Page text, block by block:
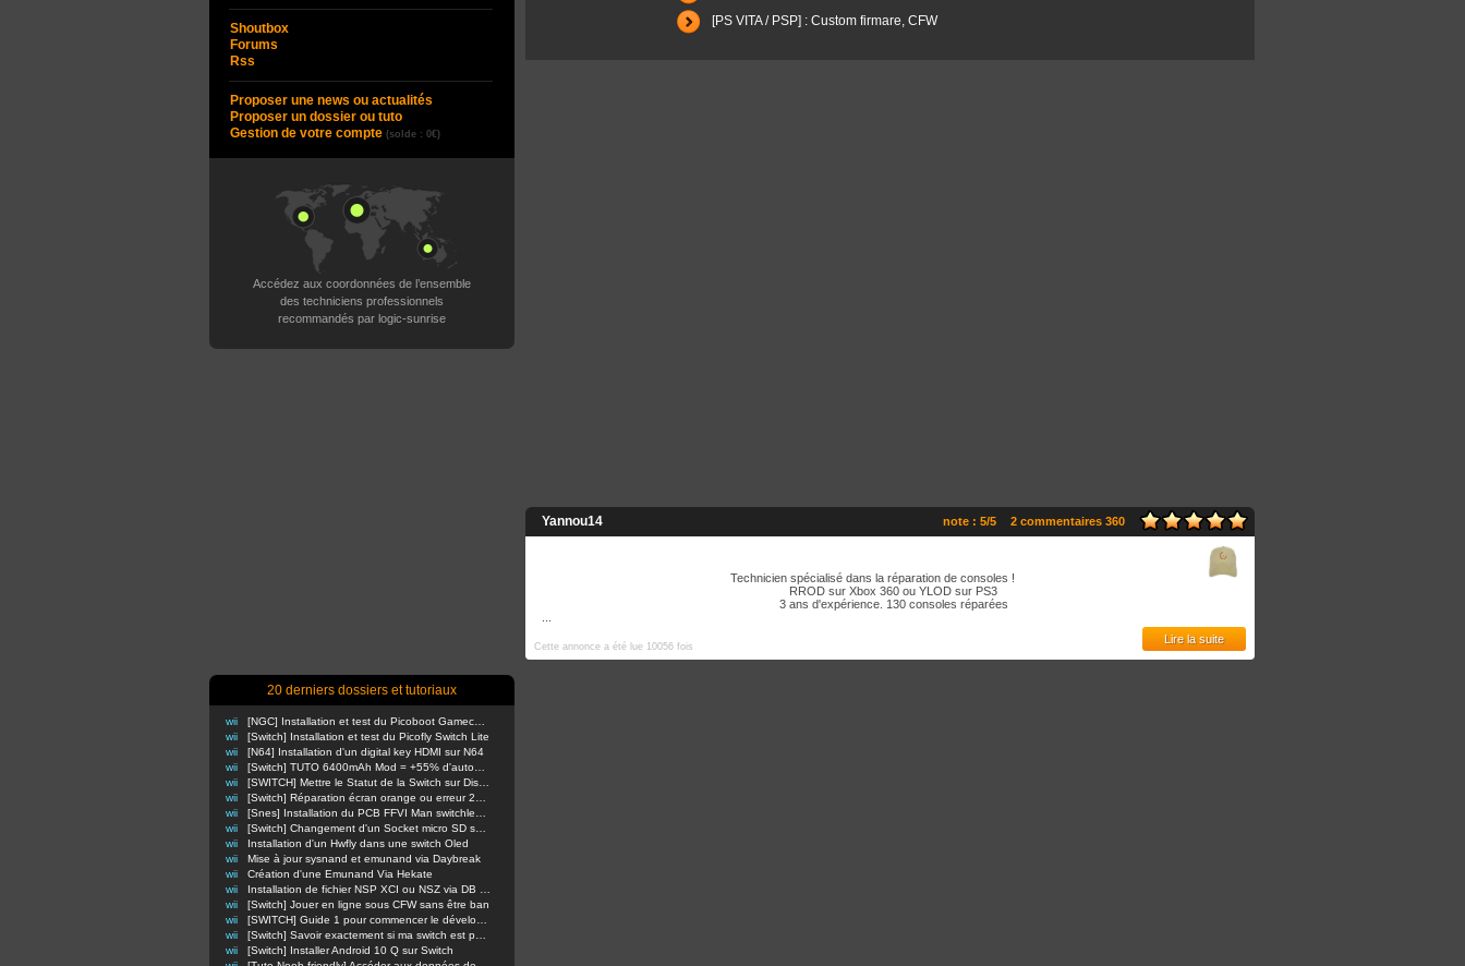
Shoutbox
Forums
Rss
Proposer une news ou actualités
Proposer un dossier ou tuto
Gestion de votre compte (solde : 0€)
Accédez aux coordonnées de l’ensemble
des techniciens professionnels
recommandés par logic-sunrise
20 derniers dossiers et tutoriaux
wii
wii
[Switch] Installation et test du Picofly Switch Lite
wii
[N64] Installation d'un digital key HDMI sur N64
wii
wii
wii
wii
wii
wii
Installation d'un Hwfly dans une switch Oled
wii
Mise à jour sysnand et emunand via Daybreak
wii
Création d'une Emunand Via Hekate
wii
wii
[Switch] Jouer en ligne sous CFW sans être ban
wii
wii
wii
[Switch] Installer Android 10 Q sur Switch
[PS VITA / PSP] : Custom firmare, CFW
Yannou14 2 commentaires 360
note : 5/5
Technicien spécialisé dans la réparation de consoles !
RROD sur Xbox 360 ou YLOD sur PS3
3 ans d'expérience. 130 consoles réparées
Cette annonce a été lue 10056 fois
Lire la suite